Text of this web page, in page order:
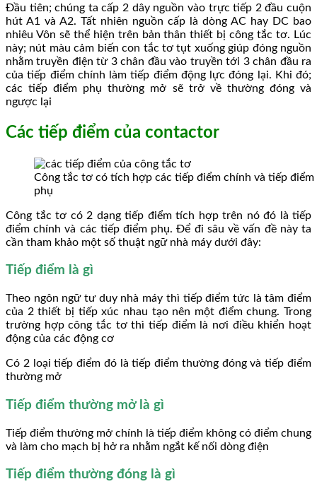
Đầu tiên; chúng ta cấp 2 dây nguồn vào trực tiếp 2 đầu cuộn
hút A1 và A2. Tất nhiên nguồn cấp là dòng AC hay DC bao
nhiêu Vôn sẽ thể hiện trên bản thân thiết bị công tắc tơ. Lúc
này; nút màu cảm biến con tắc tơ tụt xuống giúp đóng nguồn
nhằm truyền điện từ 3 chân đầu vào truyền tới 3 chân đầu ra
của tiếp điểm chính làm tiếp điểm động lực đóng lại. Khi đó;
các tiếp điểm phụ thường mở sẽ trở về thường đóng và
ngược lại
Các tiếp điểm của contactor
Công tắc tơ có tích hợp các tiếp điểm chính và tiếp điểm
phụ
Công tắc tơ có 2 dạng tiếp điểm tích hợp trên nó đó là tiếp
điểm chính và các tiếp điểm phụ. Để đi sâu về vấn đề này ta
cần tham khảo một số thuật ngữ nhà máy dưới đây:
Tiếp điểm là gì
Theo ngôn ngữ tư duy nhà máy thì tiếp điểm tức là tâm điểm
của 2 thiết bị tiếp xúc nhau tạo nên một điểm chung. Trong
trường hợp công tắc tơ thì tiếp điểm là nơi điều khiển hoạt
động của các động cơ
Có 2 loại tiếp điểm đó là tiếp điểm thường đóng và tiếp điểm
thường mở
Tiếp điểm thường mở là gì
Tiếp điểm thường mở chính là tiếp điểm không có điểm chung
và làm cho mạch bị hở ra nhằm ngắt kế nối dòng điện
Tiếp điểm thường đóng là gì